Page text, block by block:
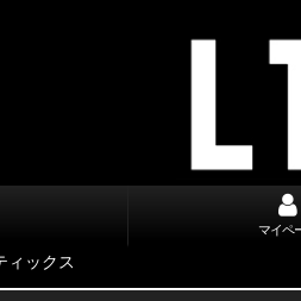
マイペ